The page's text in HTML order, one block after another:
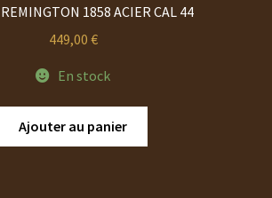
1858 ACIER CAL 44
449,00 €
En stock
Ajouter au panier